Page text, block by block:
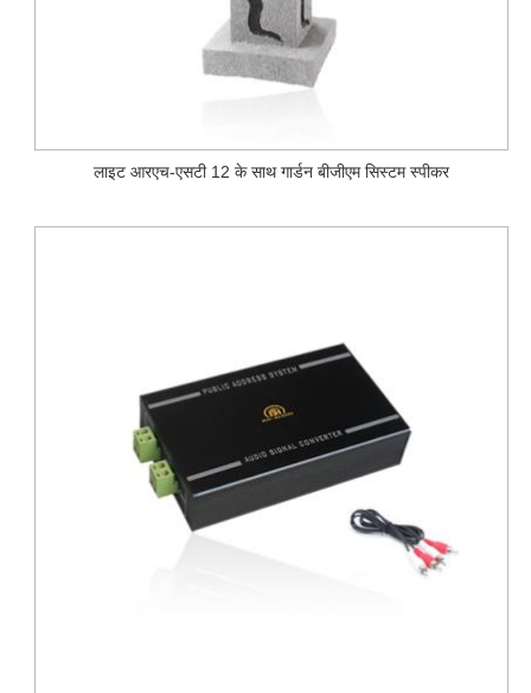
लाइट आरएच-एसटी 12 के साथ गार्डन बीजीएम सिस्टम स्पीकर